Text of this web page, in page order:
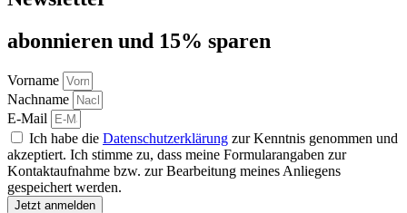
abon­nie­ren und 15% sparen
Vorname
Nachname
E-Mail
Ich habe die Datenschutzerklärung zur Kenntnis genommen und
akzeptiert. Ich stimme zu, dass meine Formularangaben zur
Kontaktaufnahme bzw. zur Bearbeitung meines Anliegens
gespeichert werden.
Jetzt anmelden